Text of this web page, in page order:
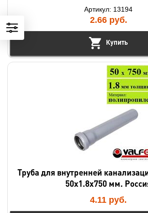
Артикул: 13194
2.66 руб.
Купить
Труба для внутренней
50х1.8х750 мм.
4.11 руб.